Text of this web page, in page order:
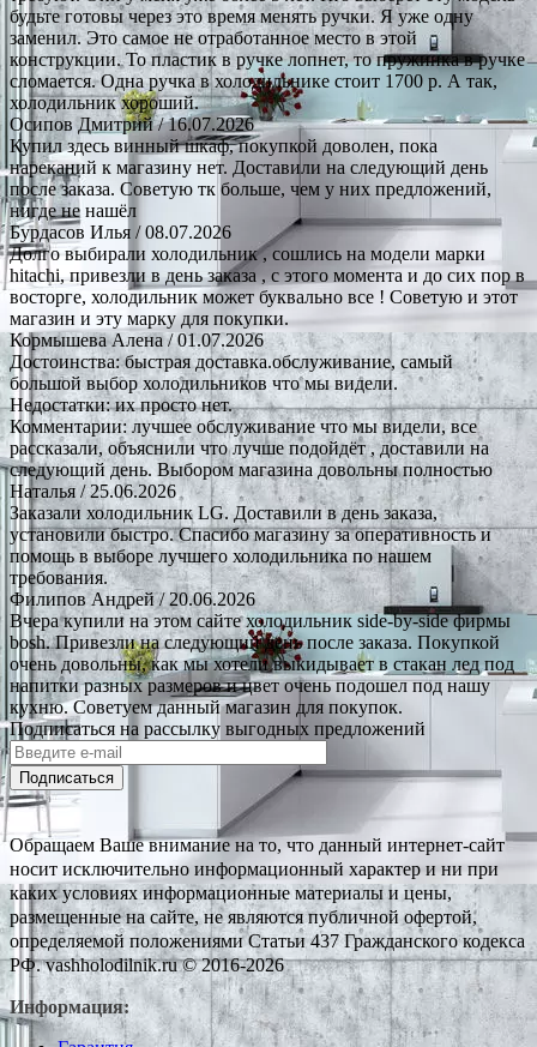
будьте готовы через это время менять ручки. Я уже одну
заменил. Это самое не отработанное место в этой
конструкции. То пластик в ручке лопнет, то пружинка в ручке
сломается. Одна ручка в холодильнике стоит 1700 р. А так,
холодильник хороший.
Осипов Дмитрий/ 16.07.2026
Купил здесь винный шкаф, покупкой доволен, пока
нареканий к магазину нет. Доставили на следующий день
после заказа. Советую тк больше, чем у них предложений,
нигде не нашёл
Бурдасов Илья / 08.07.2026
Долго выбирали холодильник , сошлись на модели марки
hitachi, привезли в день заказа , с этого момента и до сих пор в
восторге, холодильник может буквально все ! Советую и этот
магазин и эту марку для покупки.
Кормышева Алена/ 01.07.2026
Достоинства: быстрая доставка.обслуживание, самый
большой выбор холодильников что мы видели.
Недостатки: их просто нет.
Комментарии: лучшее обслуживание что мы видели, все
рассказали, объяснили что лучше подойдёт , доставили на
следующий день. Выбором магазина довольны полностью
Наталья / 25.06.2026
Заказали холодильник LG. Доставили в день заказа,
установили быстро. Спасибо магазину за оперативность и
помощь в выборе лучшего холодильника по нашем
требования.
Филипов Андрей/ 20.06.2026
Вчера купили на этом сайте холодильник side-by-side фирмы
bosh. Привезли на следующий день после заказа. Покупкой
очень довольны, как мы хотели выкидывает в стакан лед под
напитки разных размеров и цвет очень подошел под нашу
кухню. Советуем данный магазин для покупок.
Подписаться на рассылку выгодных предложений
Подписаться
Обращаем Ваше внимание на то, что данный интернет-сайт
носит исключительно информационный характер и ни при
каких условиях информационные материалы и цены,
размещенные на сайте, не являются публичной офертой,
определяемой положениями Статьи 437 Гражданского кодекса
РФ. vashholodilnik.ru © 2016-2026
Информация: